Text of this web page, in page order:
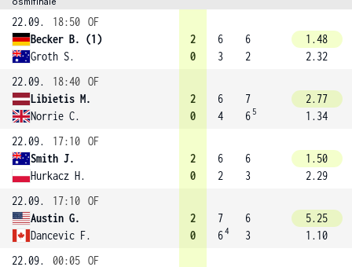
22.09. 18:50 OF
Becker B. (1)
Groth S.
2
0
6
3
6
2
1.48
2.32
22.09.
18:40 OF
Libietis M.
Norrie C.
2
0
6
4
7
6 5
2.77
1.34
22.09.
17:10 OF
Smith J.
Hurkacz H.
2
0
6
2
6
3
1.50
2.29
22.09.
17:10 OF
Austin G.
Dancevic F.
2
0
7
64
6
3
5.25
1.10
22.09.
00:05 OF